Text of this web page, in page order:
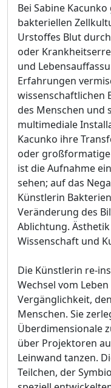
Bei Sabine
bakteriellen
Urstoffes Blut
oder
und
Erfahrungen
wissenschaftlichen
des Menschen und
multimediale
Kacunko ihre
oder
ist die Aufnahme
sehen; auf das
Künstlerin
Veränderung des
Ablichtung.
Wissenschaft und
Die Künstlerin re-
Wechsel vom
Vergänglichkeit,
Menschen. Sie
Überdimensionale
über Projektoren
Leinwand tanzen.
Teilchen, der